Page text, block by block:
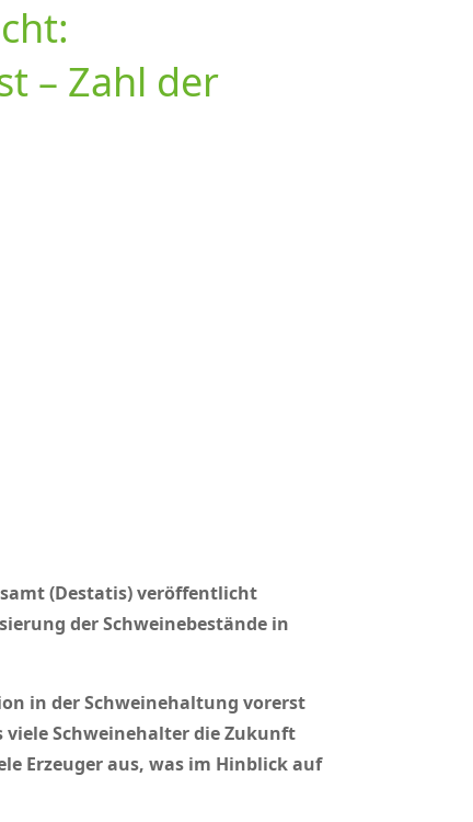
– Zahl der
(Destatis) veröffentlicht
der Schweinebestände in
in der Schweinehaltung vorerst
viele Schweinehalter die Zukunft
Erzeuger aus, was im Hinblick auf